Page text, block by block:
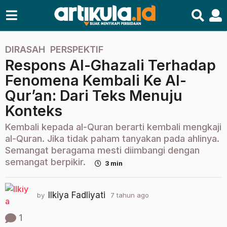
7
t
a
h
u
n
a
g
o
2
a
n
DIRASAH ,PERSPEKTIF
Respons Al-Ghazali Terhadap
Fenomena Kembali Ke Al-
Qur’an: Dari Teks Menuju
Konteks
Kembali kepada al-Quran berarti kembali mengkaji
al-Quran. Jika tidak paham tanyakan pada ahlinya.
Semangat beragama mesti diimbangi dengan
semangat berpikir.
3 min
by Ilkiya Fadliyati 7 tahun ago
1